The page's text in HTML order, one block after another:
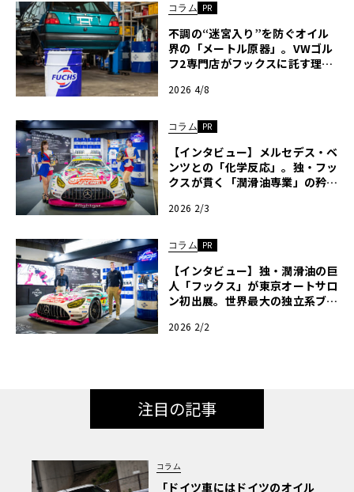
コラム PR
不調の“迷宮入り”を防ぐオイル
界の「メートル原器」。VWゴル
フ2専門店がフックスに託す理由
2026 4/8
コラム PR
【インタビュー】メルセデス・ベ
ンツとの「化学反応」。独・フッ
クスが貫く「潤滑油専業」の矜持
R〉
2026 2/3
コラム PR
【インタビュー】独・潤滑油の巨
人「フックス」が東京オートサロ
ン初出展。世界最大の独立系ブラ
を選んだのか？〈PR〉
2026 2/2
注目の記事
コラム
「ドイツ車にはドイツのオイル